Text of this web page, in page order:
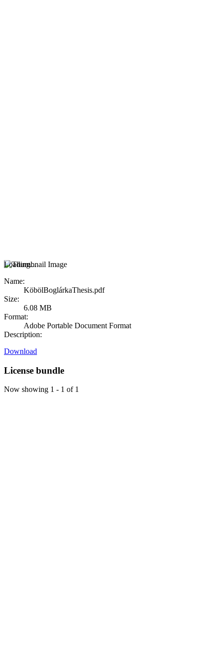
Loading...
Name:
KöbölBoglárkaThesis.pdf
Size:
6.08 MB
Format:
Adobe Portable Document Format
Description:
Download
License bundle
Now showing 1 - 1 of 1